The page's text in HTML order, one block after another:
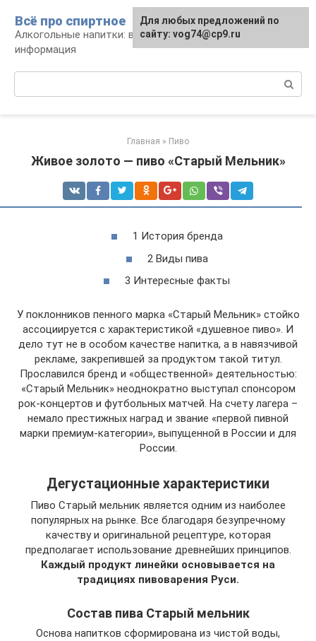
контенту
Всё про спиртное
Алкогольные напитки: виды, рецепты,
информация
Главная » Пиво
Живое золото — пиво «Старый Мельник»
1 История бренда
2 Виды пива
3 Интересные факты
У поклонников пенного марка «Старый Мельник» стойко
ассоциируется с характеристикой «душевное пиво». И
дело тут не в особом качестве напитка, а в навязчивой
рекламе, закрепившей за продуктом такой титул.
Прославился бренд и «общественной» деятельностью:
«Старый Мельник» неоднократно выступал спонсором
рок-концертов и футбольных матчей. На счету лагера –
немало престижных наград и звание «первой пивной
марки премиум-категории», выпущенной в России и для
России.
Дегустационные характеристики
Пиво Старый мельник является одним из наиболее
популярных на рынке. Все благодаря безупречному
качеству и оригинальной рецептуре, которая
предполагает использование древнейших принципов.
Каждый продукт линейки основывается на
традициях пивоварения Руси.
Состав пива Старый мельник
Основа напитков сформирована из чистой воды,
Для любых предложений по
сайту: vog74@cp9.ru